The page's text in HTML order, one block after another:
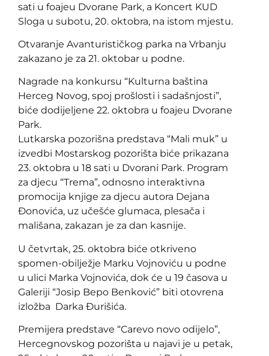
sati u foajeu Dvorane Park, a Koncert KUD
Sloga u subotu, 20. oktobra, na istom mjestu.
Otvaranje Avanturističkog parka na Vrbanju
zakazano je za 21. oktobar u podne.
Nagrade na konkursu “Kulturna baština
Herceg Novog, spoj prošlosti i sadašnjosti”,
biće dodijeljene 22. oktobra u foajeu Dvorane
Park.
Lutkarska pozorišna predstava “Mali muk” u
izvedbi Mostarskog pozorišta biće prikazana
23. oktobra u 18 sati u Dvorani Park. Program
za djecu “Trema”, odnosno interaktivna
promocija knjige za djecu autora Dejana
Đonovića, uz učešće glumaca, plesača i
mališana, zakazan je za dan kasnije.
U četvrtak, 25. oktobra biće otkriveno
spomen-obilježje Marku Vojnoviću u podne
u ulici Marka Vojnovića, dok će u 19 časova u
Galeriji “Josip Bepo Benković” biti otovrena
izložba Darka Đurišića.
Premijera predstave “Carevo novo odijelo”,
Hercegnovskog pozorišta u najavi je u petak,